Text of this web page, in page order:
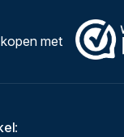
met
: